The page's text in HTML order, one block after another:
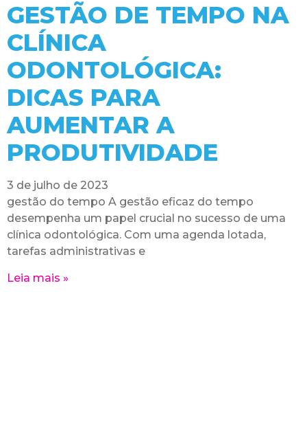
GESTÃO DE TEMPO NA
CLÍNICA
ODONTOLÓGICA:
DICAS PARA
AUMENTAR A
PRODUTIVIDADE
3 de julho de 2023
gestão do tempo A gestão eficaz do tempo
desempenha um papel crucial no sucesso de uma
clínica odontológica. Com uma agenda lotada,
tarefas administrativas e
Leia mais »